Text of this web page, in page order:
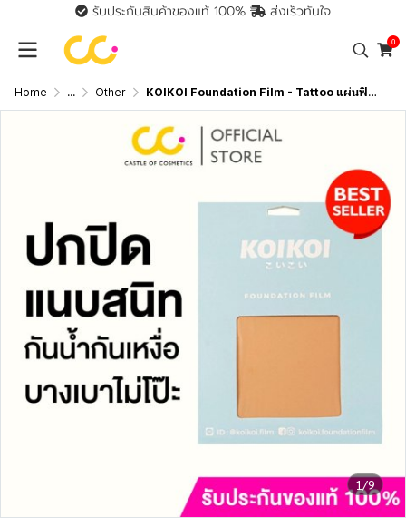
รับประกันสินค้าของแท้ 100% ส่งเร็วทันใจ
0
Home ... Other KOIKOI Foundation Film - Tattoo แผ่นฟิล์มสำหรับปกปิดรอยสัก ปิดสีรอยสักมิดสนิทแบบไม่ต้องโบก
1/9